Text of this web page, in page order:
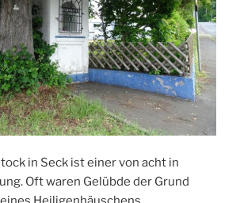
in Seck ist einer von acht in
Oft waren Gelübde der Grund